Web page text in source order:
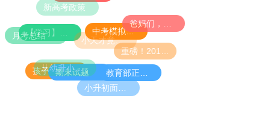
中考模拟试题
期末试题
月考总结
小升初面谈老师必问的十道题
【学习】孩子进入小学也能拔尖，只因为在暑假做了这件事！
小天才竟然是“养成”的？爸妈必看，幼儿学者公布IQ110的炼成秘诀......
从幼升小到高考全面改革，女孩更有优势了！
爸妈们，再不抓紧就晚啦！语文大幅增加古诗文，必须从小学这些
孩子玩手机
新高考政策